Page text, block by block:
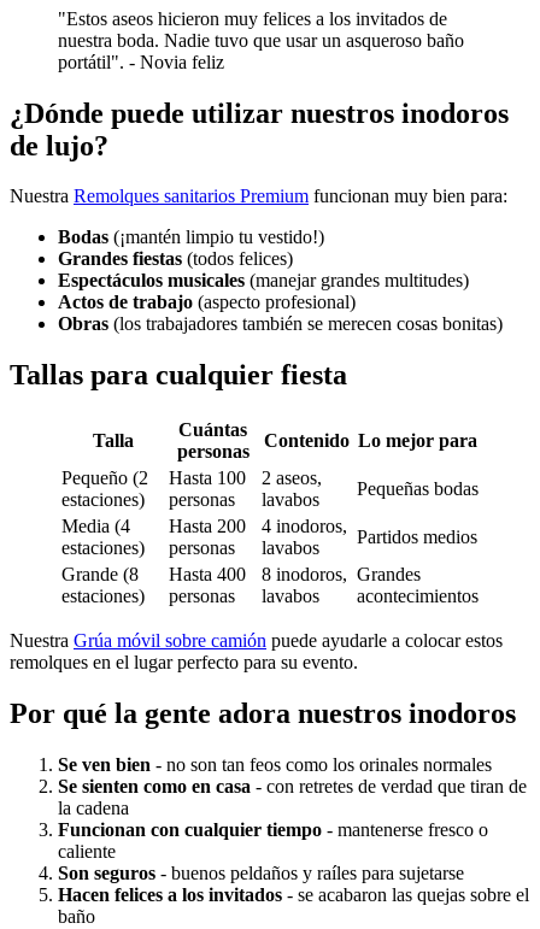
"Estos aseos hicieron muy felices a los invitados de
nuestra boda. Nadie tuvo que usar un asqueroso baño
portátil". - Novia feliz
¿Dónde puede utilizar nuestros inodoros
de lujo?
Nuestra Remolques sanitarios Premium funcionan muy bien para:
Bodas (¡mantén limpio tu vestido!)
Grandes fiestas (todos felices)
Espectáculos musicales (manejar grandes multitudes)
Actos de trabajo (aspecto profesional)
Obras (los trabajadores también se merecen cosas bonitas)
Tallas para cualquier fiesta
Talla
Cuántas
personas
Contenido Lo mejor para
Pequeño (2
estaciones)
Hasta 100
personas
2 aseos,
lavabos
Pequeñas bodas
Media (4
estaciones)
Hasta 200
personas
4 inodoros,
lavabos
Partidos medios
Grande (8
estaciones)
Hasta 400
personas
8 inodoros,
lavabos
Grandes
acontecimientos
Nuestra Grúa móvil sobre camión puede ayudarle a colocar estos
remolques en el lugar perfecto para su evento.
Por qué la gente adora nuestros inodoros
Se ven bien - no son tan feos como los orinales normales
Se sienten como en casa - con retretes de verdad que tiran de
la cadena
Funcionan con cualquier tiempo - mantenerse fresco o
caliente
Son seguros - buenos peldaños y raíles para sujetarse
Hacen felices a los invitados - se acabaron las quejas sobre el
baño